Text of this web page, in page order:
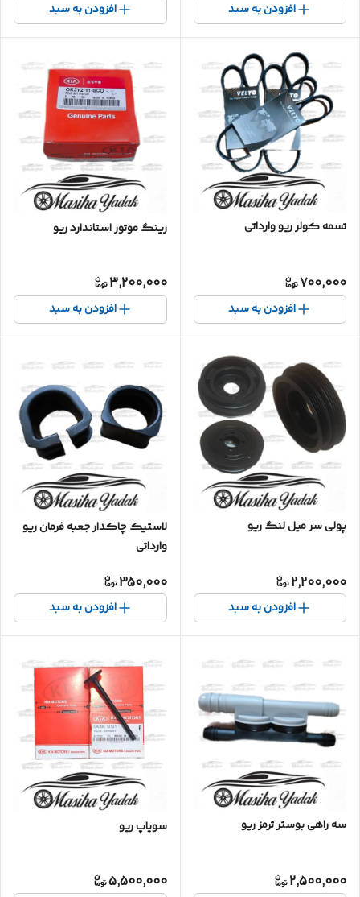
افزودن به سبد افزودن به سبد
تسمه کولر ریو وارداتی
700,000
افزودن به سبد
رینگ موتور استاندارد ریو
3,200,000
افزودن به سبد
پولی سر میل لنگ ریو
2,200,000
افزودن به سبد
لاستیک چاکدار جعبه فرمان ریو
وارداتی
350,000
افزودن به سبد
سه راهی بوستر ترمز ریو
2,500,000
سوپاپ ریو
5,500,000